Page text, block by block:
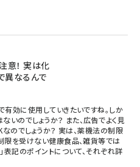
意！ 実は化
異なるんで
効に使用していきたいですね。しか
いのでしょうか？ また、広告でよく見
のでしょうか？ 実は、薬機法の制限
限を受けない健康食品、雑貨等では
表記のポイントについて、それぞれ詳